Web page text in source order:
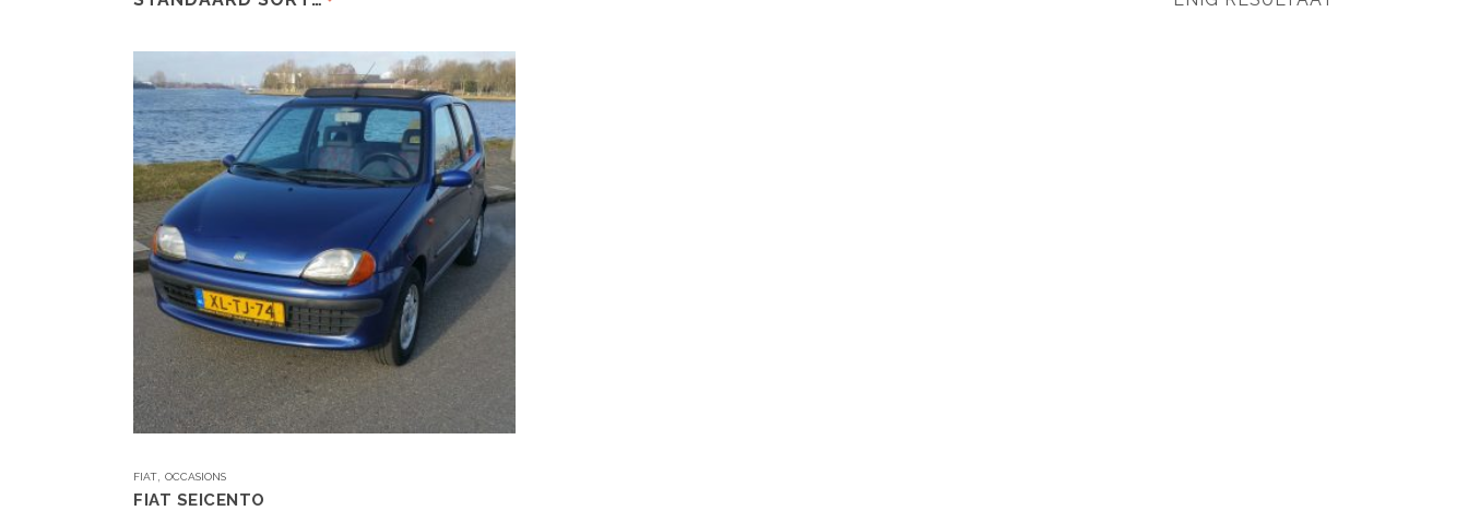
FIAT OCCASIONS
FIAT SEICENTO